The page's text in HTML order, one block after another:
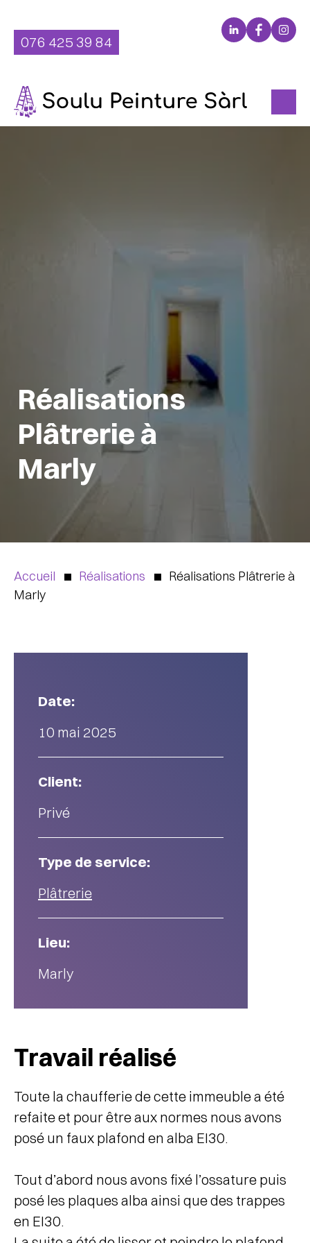
au
contenu
076 425 39 84
LinkedIn
Réalisations
Plâtrerie à
Marly
Accueil Réalisations
Réalisations Plâtrerie à
Marly
Date:
10 mai 2025
Client:
Privé
Type de service:
Plâtrerie
Lieu:
Marly
Travail réalisé
Toute la chaufferie de cette immeuble a été
refaite et pour être aux normes nous avons
posé un faux plafond en alba EI30.
Tout d’abord nous avons fixé l’ossature puis
posé les plaques alba ainsi que des trappes
en EI30.